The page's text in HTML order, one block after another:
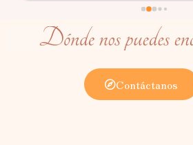
Contáctanos